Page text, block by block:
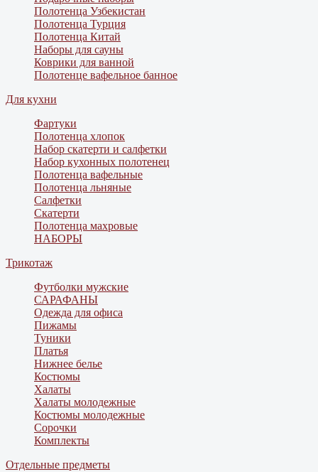
Полотенца Узбекистан
Полотенца Турция
Полотенца Китай
Наборы для сауны
Коврики для ванной
Полотенце вафельное банное
Для кухни
Фартуки
Полотенца хлопок
Набор скатерти и салфетки
Набор кухонных полотенец
Полотенца вафельные
Полотенца льняные
Салфетки
Скатерти
Полотенца махровые
НАБОРЫ
Трикотаж
Футболки мужские
САРАФАНЫ
Одежда для офиса
Пижамы
Туники
Платья
Нижнее белье
Костюмы
Халаты
Халаты молодежные
Костюмы молодежные
Сорочки
Комплекты
Отдельные предметы